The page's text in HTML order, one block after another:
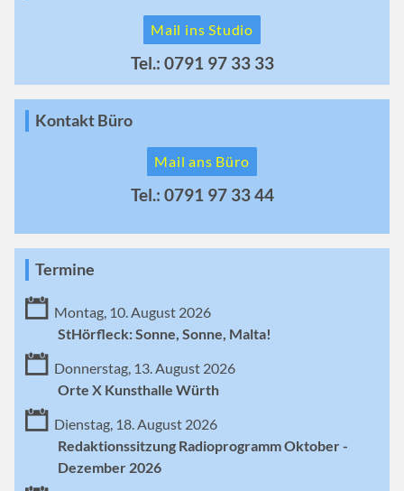
Mail ins Studio
Tel.: 0791 97 33 33
Kontakt Büro
Mail ans Büro
Tel.: 0791 97 33 44
Termine
Montag, 10. August 2026
StHörfleck: Sonne, Sonne, Malta!
Donnerstag, 13. August 2026
Orte X Kunsthalle Würth
Dienstag, 18. August 2026
Redaktionssitzung Radioprogramm Oktober -
Dezember 2026